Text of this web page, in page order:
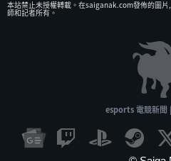
本站禁止未授權𨍭載。在saiganak.com發佈的圖
師和記者所有。
esports 電競新聞